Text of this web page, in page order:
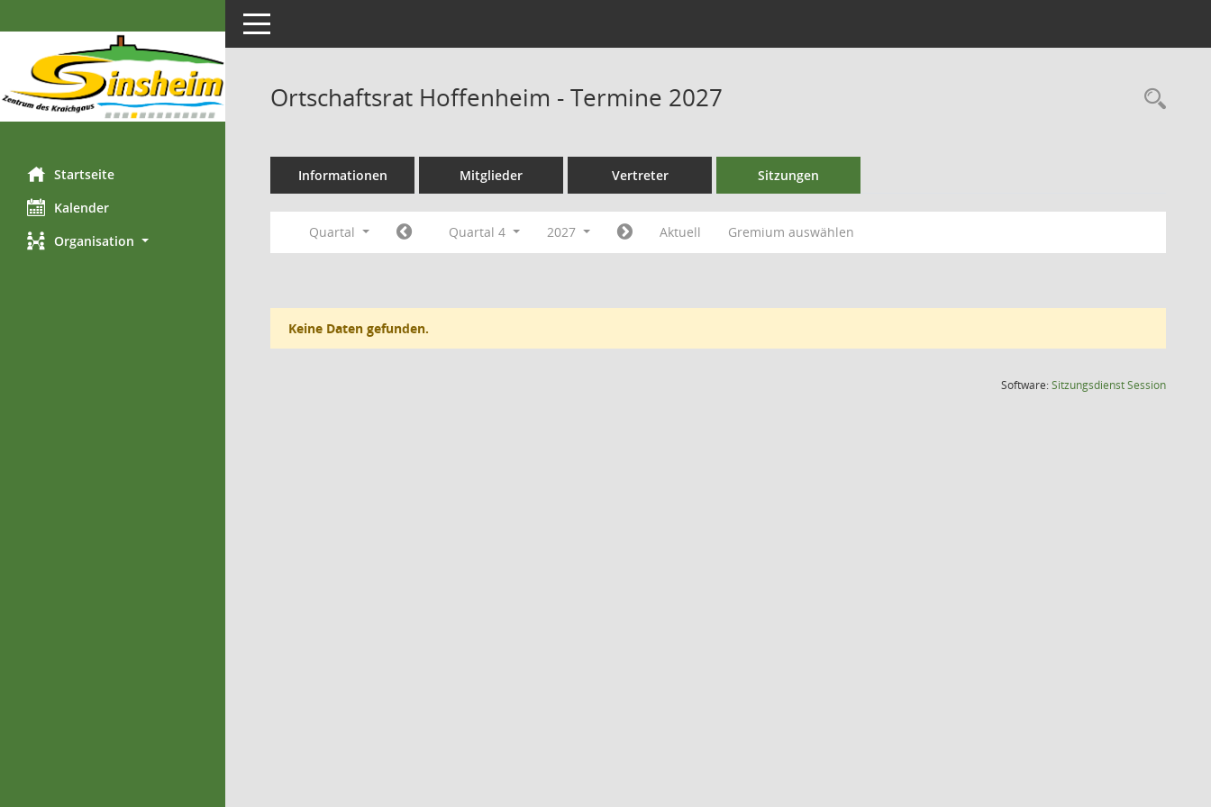
Startseite
Kalender
Organisation
Toggle navigation
Ortschaftsrat Hoffenheim - Termine 2027
Informationen Mitglieder Vertreter Sitzungen
Quartal Quartal 4 2027 Aktuell Gremium auswählen
Keine Daten gefunden.
Software:SitzungsdienstSession(Wird in